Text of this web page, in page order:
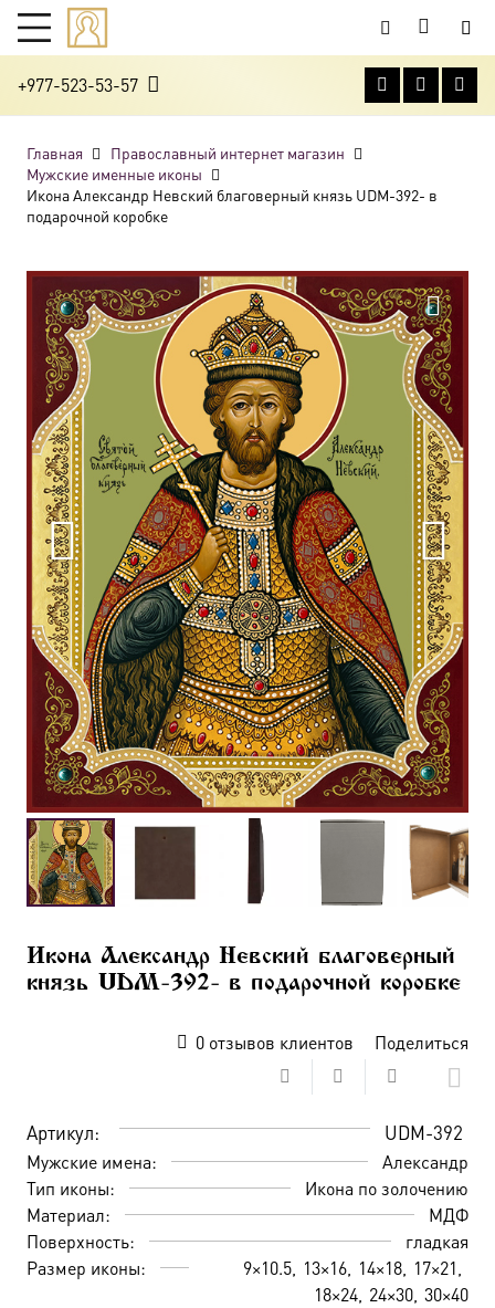
+977-523-53-57
Главная
Православный интернет магазин
Мужские именные иконы
Икона Александр Невский благоверный князь UDM-392- в
подарочной коробке
Икона Александр Невский благоверный
князь UDM-392- в подарочной коробке
0отзывов клиентов Поделиться
Артикул: UDM-392
Мужские имена:
Александр
Тип иконы:
Икона по золочению
Материал:
МДФ
Поверхность:
гладкая
Размер иконы:
9×10.5 13×16 14×18 17×21
18×24 24×30 30×40